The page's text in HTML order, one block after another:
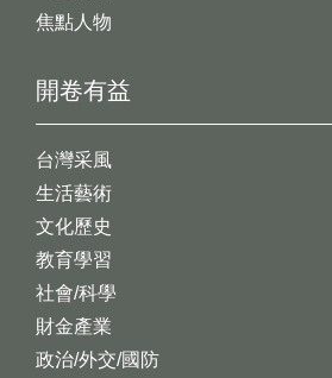
開卷有益
台灣采風
生活藝術
文化歷史
教育學習
社會/科學
財金產業
政治/外交/國防
焦點人物